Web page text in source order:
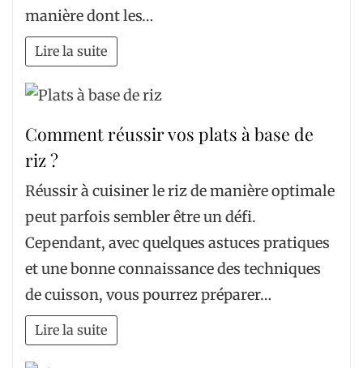
manière dont les…
Lire la suite
Comment réussir vos plats à base de
riz ?
Réussir à cuisiner le riz de manière optimale
peut parfois sembler être un défi.
Cependant, avec quelques astuces pratiques
et une bonne connaissance des techniques
de cuisson, vous pourrez préparer…
Lire la suite